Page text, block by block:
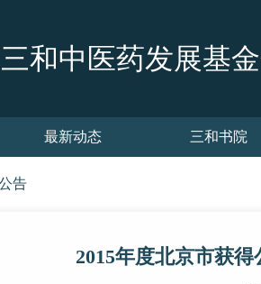
和中医药发展基
最新动态 三和书院
告
2015年度北京市获